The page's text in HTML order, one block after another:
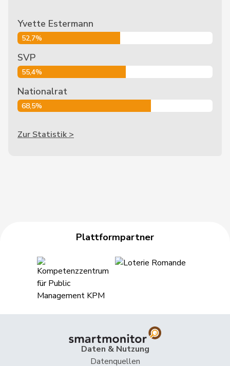
Yvette Estermann
52,7%
SVP
55,4%
Nationalrat
68,5%
Zur Statistik >
Plattformpartner
Daten & Nutzung
Datenquellen